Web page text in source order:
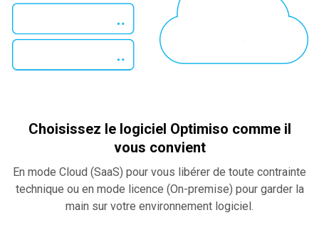
Choisissez le logiciel Optimiso comme il
vous convient
En mode Cloud (SaaS) pour vous libérer de toute contrainte
technique ou en mode licence (On-premise) pour garder la
main sur votre environnement logiciel.